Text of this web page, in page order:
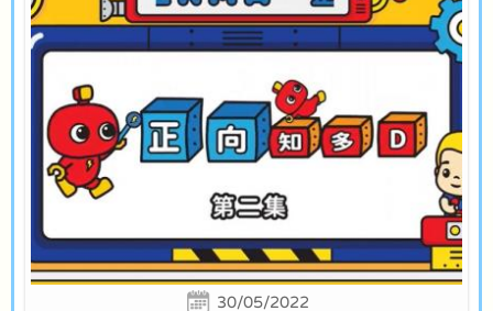
30/05/2022